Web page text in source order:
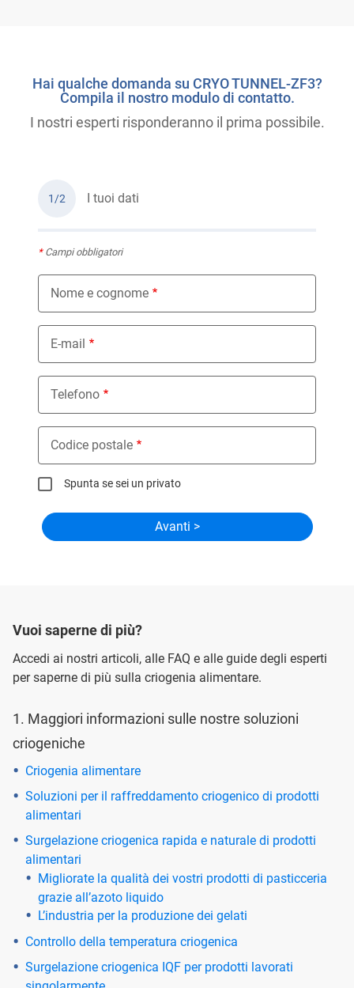
Hai qualche domanda su CRYO TUNNEL-ZF3?
Compila il nostro modulo di contatto.
I nostri esperti risponderanno il prima possibile.
1/2 I tuoi dati
*Campi obbligatori
Nome e cognome
E-mail
Telefono
Codice postale
Spunta se sei un privato
Vuoi saperne di più?
Accedi ai nostri articoli, alle FAQ e alle guide degli esperti
per saperne di più sulla criogenia alimentare.
1. Maggiori informazioni sulle nostre soluzioni
criogeniche
Criogenia alimentare
Soluzioni per il raffreddamento criogenico di prodotti
alimentari
Surgelazione criogenica rapida e naturale di prodotti
alimentari
Migliorate la qualità dei vostri prodotti di pasticceria
grazie all’azoto liquido
L’industria per la produzione dei gelati
Controllo della temperatura criogenica
Surgelazione criogenica IQF per prodotti lavorati